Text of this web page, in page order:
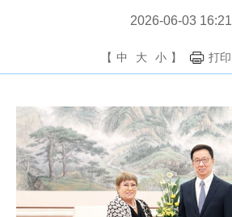
2026-06-03 16:21
【 中 大 小 】 打印